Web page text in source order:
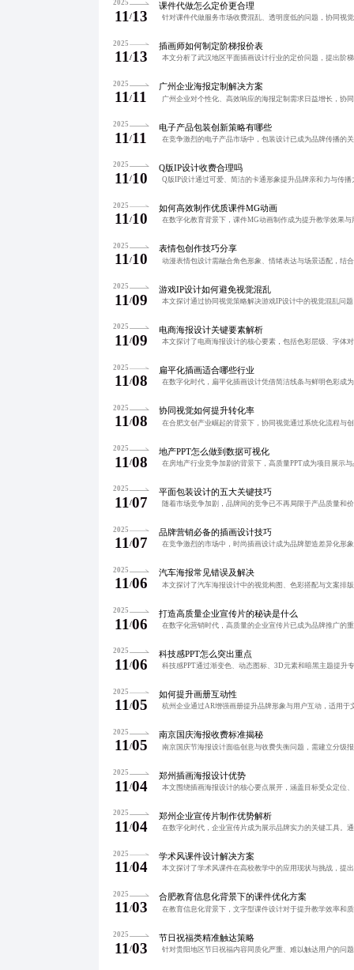
2025
11 /13
课件代做怎么定价更合理
2025
11 /13
插画师如何制定阶梯报价表
2025
11/11
广州企业海报定制解决方案
2025
11/11
电子产品包装创新策略有哪些
2025
11 /10
Q版IP设计收费合理吗
2025
11 /10
如何高效制作优质课件MG动画
2025
11/10
表情包创作技巧分享
2025
11 /09
游戏IP设计如何避免视觉混乱
2025
11 /09
电商海报设计关键要素解析
2025
11 /08
扁平化插画适合哪些行业
2025
11/08
协同视觉如何提升转化率
2025
11 /08
地产PPT怎么做到数据可视化
2025
11 /07
平面包装设计的五大关键技巧
2025
11 /07
品牌营销必备的插画设计技巧
2025
11/06
汽车海报常见错误及解决
2025
11 /06
打造高质量企业宣传片的秘诀是什么
2025
11 /06
科技感PPT怎么突出重点
2025
11 /05
如何提升画册互动性
2025
11/05
南京国庆海报收费标准揭秘
2025
11 /04
郑州插画海报设计优势
2025
11 /04
郑州企业宣传片制作优势解析
2025
11 /04
学术风课件设计解决方案
2025
11/03
合肥教育信息化背景下的课件优化方案
2025
11 /03
节日祝福类精准触达策略